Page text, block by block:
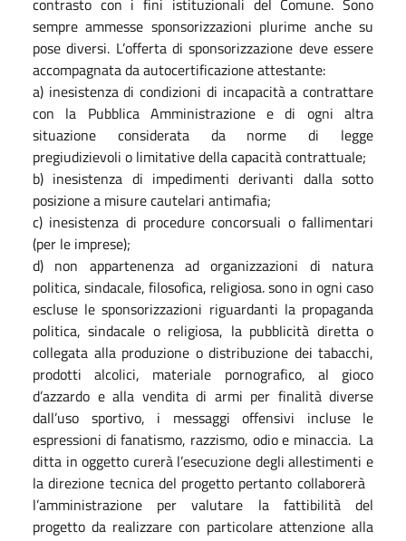
sempre ammesse sponsorizzazioni plurime anche su
pose diversi. L’offerta di sponsorizzazione deve essere
accompagnata da autocertificazione attestante:
a) inesistenza di condizioni di incapacità a contrattare
con la Pubblica Amministrazione e di ogni altra
situazione considerata da norme di legge
pregiudizievoli o limitative della capacità contrattuale;
b) inesistenza di impedimenti derivanti dalla sotto
posizione a misure cautelari antimafia;
c) inesistenza di procedure concorsuali o fallimentari
(per le imprese);
d) non appartenenza ad organizzazioni di natura
politica, sindacale, filosofica, religiosa. sono in ogni caso
escluse le sponsorizzazioni riguardanti la propaganda
politica, sindacale o religiosa, la pubblicità diretta o
collegata alla produzione o distribuzione dei tabacchi,
prodotti alcolici, materiale pornografico, al gioco
d’azzardo e alla vendita di armi per finalità diverse
dall’uso sportivo, i messaggi offensivi incluse le
espressioni di fanatismo, razzismo, odio e minaccia. La
ditta in oggetto curerà l’esecuzione degli allestimenti e
la direzione tecnica del progetto pertanto collaborerà
l’amministrazione per valutare la fattibilità del
progetto da realizzare con particolare attenzione alla